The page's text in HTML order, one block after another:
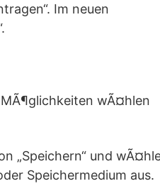
Im neuen
wÃ¤hlen
„Speichern“ und
Speichermedium aus.